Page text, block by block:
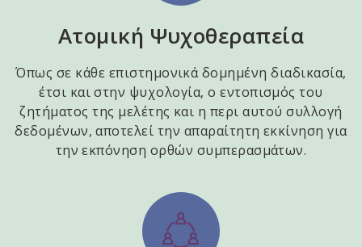
Ατομική Ψυχοθεραπεία
Όπως σε κάθε επιστημονικά δομημένη διαδικασία,
έτσι και στην ψυχολογία, ο εντοπισμός του
ζητήματος της μελέτης και η περι αυτού συλλογή
δεδομένων, αποτελεί την απαραίτητη εκκίνηση για
την εκπόνηση ορθών συμπερασμάτων.